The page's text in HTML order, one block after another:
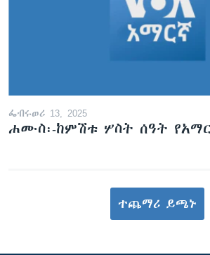
ፌብሩወሪ 13, 2025
ሐሙስ፡-ከምሽቱ ሦስት ሰዓት
ተጨማሪ ይጫኑ